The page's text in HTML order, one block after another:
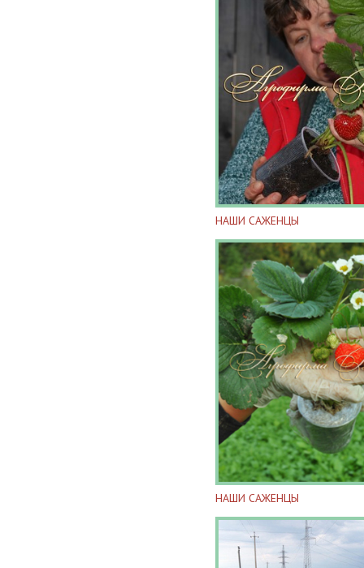
НАШИ САЖЕНЦЫ
НАШИ САЖЕНЦЫ